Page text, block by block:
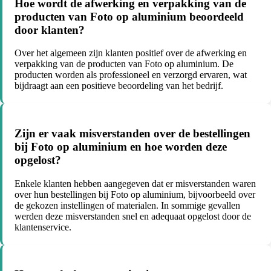
Hoe wordt de afwerking en verpakking van de
producten van Foto op aluminium beoordeeld
door klanten?
Over het algemeen zijn klanten positief over de afwerking en
verpakking van de producten van Foto op aluminium. De
producten worden als professioneel en verzorgd ervaren, wat
bijdraagt aan een positieve beoordeling van het bedrijf.
Zijn er vaak misverstanden over de bestellingen
bij Foto op aluminium en hoe worden deze
opgelost?
Enkele klanten hebben aangegeven dat er misverstanden waren
over hun bestellingen bij Foto op aluminium, bijvoorbeeld over
de gekozen instellingen of materialen. In sommige gevallen
werden deze misverstanden snel en adequaat opgelost door de
klantenservice.